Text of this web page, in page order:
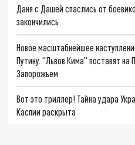
Даня с Дашей спаслись от
закончились
Новое масштабнейшее
Путину. "Львов Кима" поставят на
Запорожьем
Вот это триллер! Тайна удара
Каспии раскрыта